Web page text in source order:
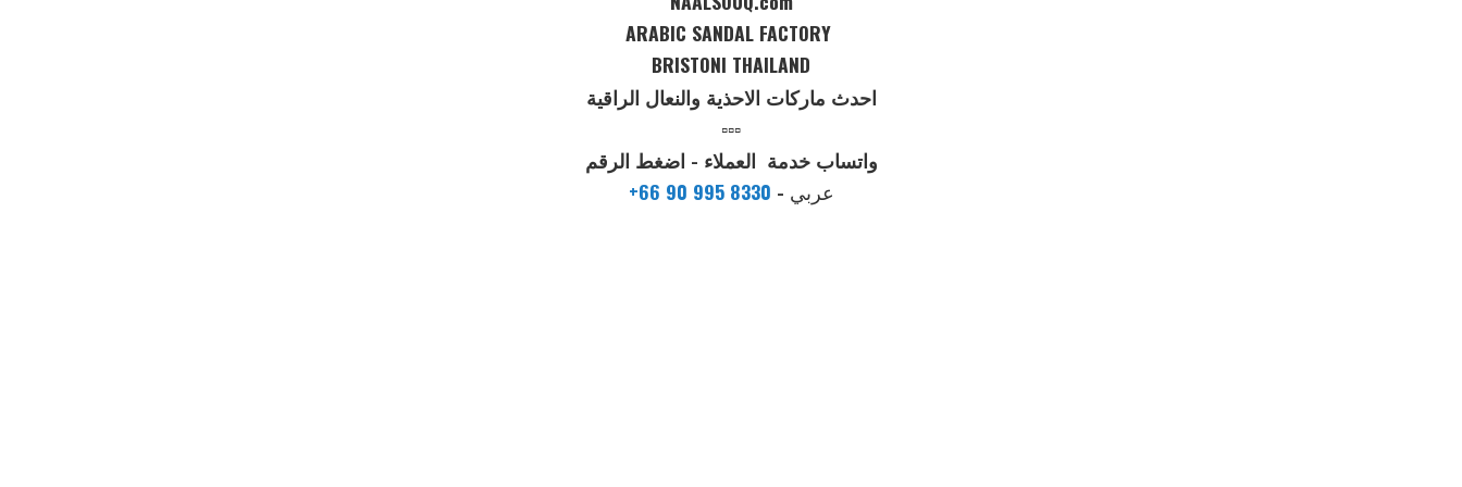
ARABIC SANDAL FACTORY
BRISTONI THAILAND
احدث ماركات الاحذية والنعال الراقية
▫️▫️▫️
واتساب خدمة العملاء - اضغط الرقم
+66 90 995 8330 - عربي